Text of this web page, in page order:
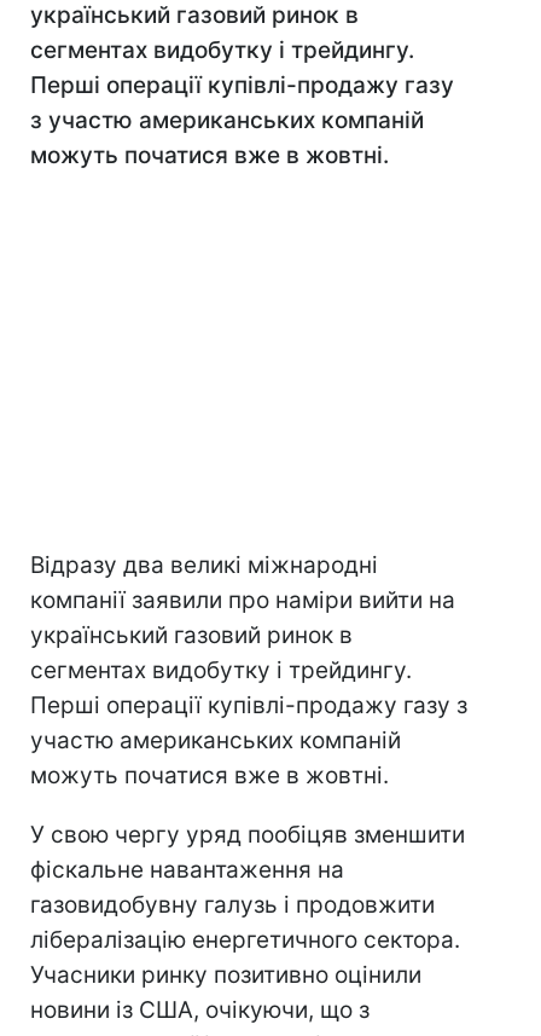
український газовий ринок в
сегментах видобутку і трейдингу.
Перші операції купівлі-продажу газу
з участю американських компаній
можуть початися вже в жовтні.
Відразу два великі міжнародні
компанії заявили про наміри вийти на
український газовий ринок в
сегментах видобутку і трейдингу.
Перші операції купівлі-продажу газу з
участю американських компаній
можуть початися вже в жовтні.
У свою чергу уряд пообіцяв зменшити
фіскальне навантаження на
газовидобувну галузь і продовжити
лібералізацію енергетичного сектора.
Учасники ринку позитивно оцінили
новини із США, очікуючи, що з